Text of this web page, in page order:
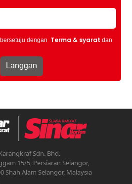
dengan Terma & syarat dan
Sdn. Bhd.
15/5, Persiaran Selangor,
Shah Alam Selangor, Malaysia